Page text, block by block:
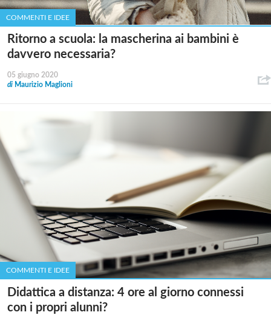
COMMENTI E IDEE
Ritorno a scuola: la mascherina ai bambini è
davvero necessaria?
05 giugno 2020
di Maurizio Maglioni
COMMENTI E IDEE
Didattica a distanza: 4 ore al giorno connessi
con i propri alunni?